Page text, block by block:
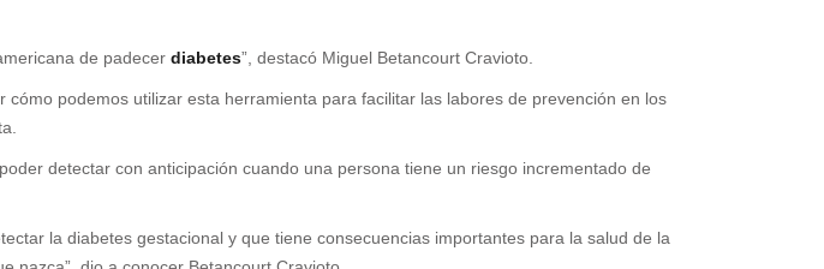
de padecer diabetes”, destacó Miguel Betancourt Cravioto.
podemos utilizar esta herramienta para facilitar las labores de prevención en los
detectar con anticipación cuando una persona tiene un riesgo incrementado de
la diabetes gestacional y que tiene consecuencias importantes para la salud de la